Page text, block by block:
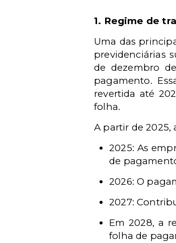
1. Regime de
Uma das
previdenciárias
de dezembro
pagamento.
revertida até
folha.
A partir de 2025,
2025: As
de
2026: O
2027:
Em 2028, a
folha de